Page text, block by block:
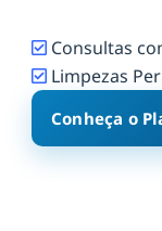
Consultas
Limpezas
Conheça o